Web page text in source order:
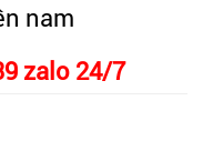
nam
zalo 24/7